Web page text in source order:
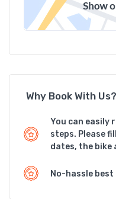
Why Book With Us?
You can easily
steps. Please
dates, the
No-hassle